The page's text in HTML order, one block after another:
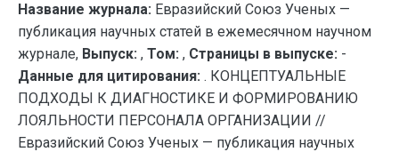
Название журнала: Евразийский Союз Ученых —
публикация научных статей в ежемесячном научном
журнале, Выпуск: , Том: , Страницы в выпуске: -
Данные для цитирования: . КОНЦЕПТУАЛЬНЫЕ
ПОДХОДЫ К ДИАГНОСТИКЕ И ФОРМИРОВАНИЮ
ЛОЯЛЬНОСТИ ПЕРСОНАЛА ОРГАНИЗАЦИИ //
Евразийский Союз Ученых — публикация научных